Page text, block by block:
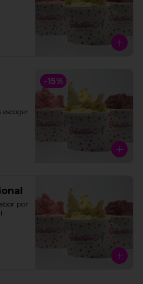
-15%
escoger
por